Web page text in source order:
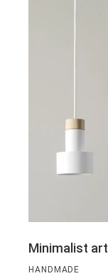
Minimalist art
HANDMADE